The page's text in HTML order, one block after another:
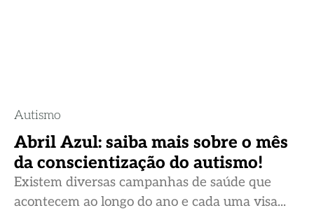
Autismo
Abril Azul: saiba mais sobre o mês
da conscientização do autismo!
Existem diversas campanhas de saúde que
acontecem ao longo do ano e cada uma visa...